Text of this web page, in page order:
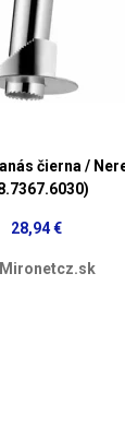
čierna /
28,94 €